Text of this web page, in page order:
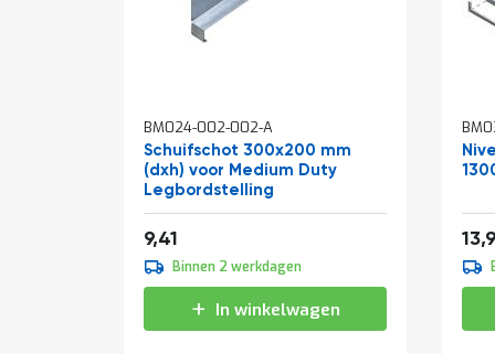
BM024-002-002-A
Schuifschot 300x200 mm
(dxh) voor Medium Duty
Legbordstelling
9,41
Binnen 2 werkdagen
In winkelwagen